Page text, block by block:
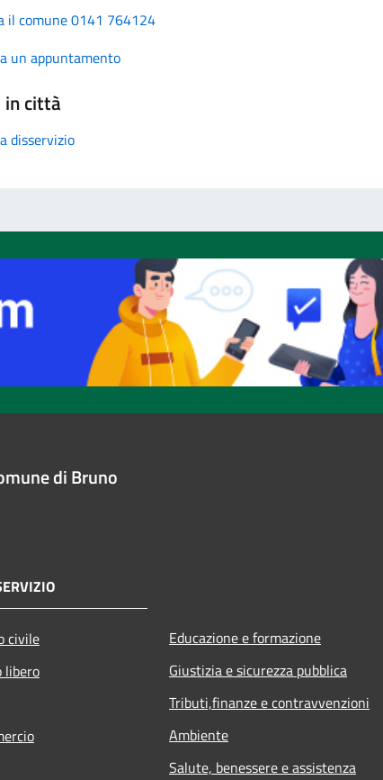
il comune 0141 764124
un appuntamento
in città
disservizio
di Bruno
civile
libero
Educazione e formazione
Giustizia e sicurezza pubblica
Tributi,finanze e contravvenzioni
Ambiente
Salute, benessere e assistenza